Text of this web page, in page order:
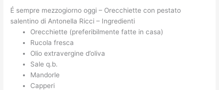
É sempre mezzogiorno oggi – Orecchiette con pestato
salentino di Antonella Ricci – Ingredienti
Orecchiette (preferibilmente fatte in casa)
Rucola fresca
Olio extravergine d’oliva
Sale q.b.
Mandorle
Capperi